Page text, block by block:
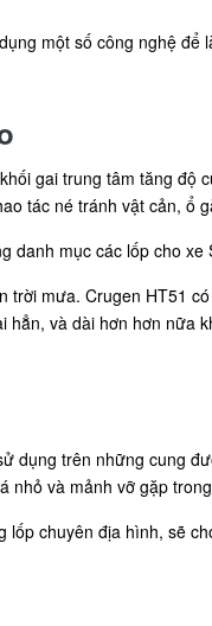
một số công nghệ
gai trung tâm tăng
tác né tránh vật cản, ổ
mục các lốp cho
mưa. Crugen HT51
và dài hơn hơn nữa
dụng trên những cung
nhỏ và mảnh vỡ gặp
chuyên địa hình, sẽ